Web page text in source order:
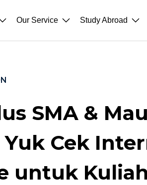
Our Service Study Abroad
SMA &
Cek
untuk